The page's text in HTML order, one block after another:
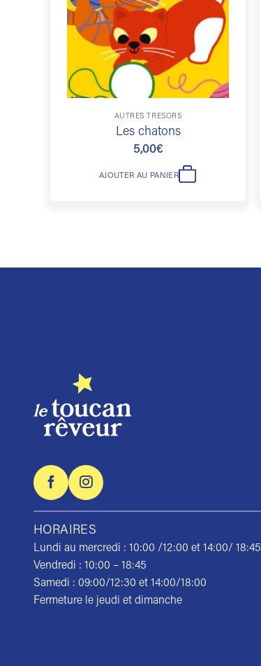
AUTRES TRÉSORS
Les chatons
5,00€
AJOUTER AU PANIER
HORAIRES
Lundi au mercredi : 10:00 /12:00 et 14:00/ 18:45
Vendredi : 10:00 – 18:45
Samedi : 09:00/12:30 et 14:00/18:00
Fermeture le jeudi et dimanche